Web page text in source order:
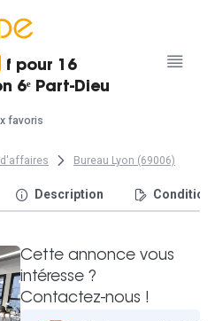
pour 16
6ᵉ Part-Dieu
favoris
Bureau Lyon (69006)
Description
Cette annonce vous
intéresse ?
Contactez-nous !